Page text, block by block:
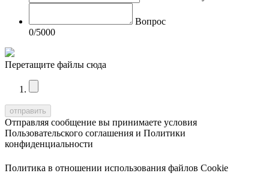
Вопрос
0/5000
Перетащите файлы сюда
Отправляя сообщение вы принимаете условия
Пользовательского соглашения и Политики
конфиденциальности
Политика в отношении использования файлов Cookie